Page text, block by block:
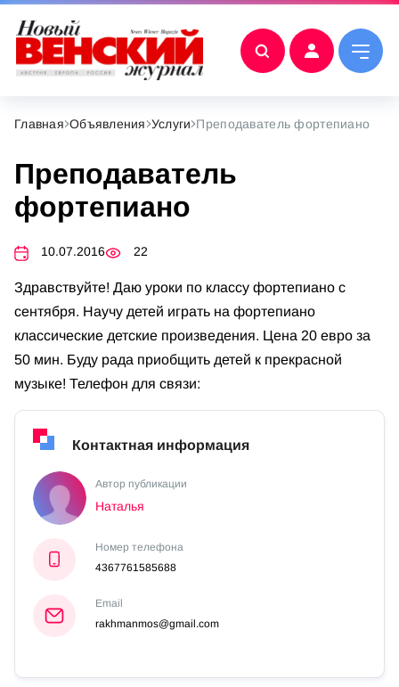
Главная Объявления Услуги Преподаватель фортепиано
Преподаватель
фортепиано
10.07.2016 22
Здравствуйте! Даю уроки по классу фортепиано с
сентября. Научу детей играть на фортепиано
классические детские произведения. Цена 20 евро за
50 мин. Буду рада приобщить детей к прекрасной
музыке! Телефон для связи:
Контактная информация
Автор публикации
Наталья
Номер телефона
4367761585688
Email
rakhmanmos@gmail.com